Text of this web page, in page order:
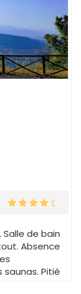
de bain
Absence
Pitié